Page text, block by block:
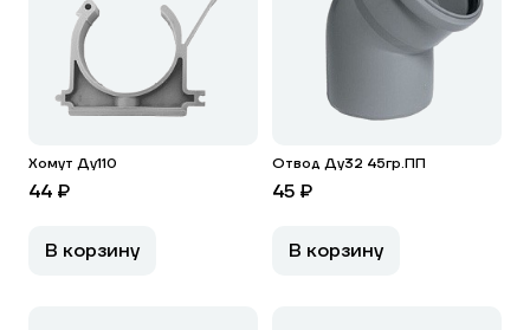
Хомут Ду110
44 ₽
В корзину
Отвод Ду32 45гр.ПП
45 ₽
В корзину